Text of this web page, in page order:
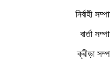
নির্বাহী
বার্তা
ক্রীড়া